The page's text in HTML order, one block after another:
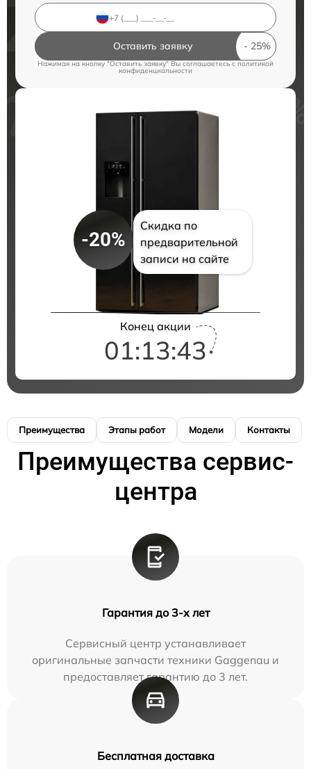
Оставить заявку
Нажимая на кнопку "Оставить заявку" Вы соглашаетесь cполитикой
конфиденциальности
-20%
Скидка по
предварительной
записи на сайте
Конец акции
01:13:42
Преимущества Этапы работ Модели Контакты
Преимущества сервис-
центра
Гарантия до 3-х лет
Сервисный центр устанавливает
оригинальные запчасти техники Gaggenau и
предоставляет гарантию до 3 лет.
Бесплатная доставка